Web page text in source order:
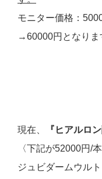
モニター価格：
→60000円となりま
現在、 『 ヒアルロン
〈下記が52000円/本
ジュビダームウル